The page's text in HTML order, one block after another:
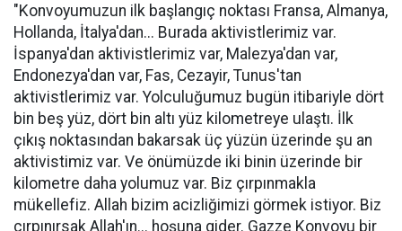
"Konvoyumuzun ilk başlangıç noktası Fransa, Almanya,
Hollanda, İtalya'dan... Burada aktivistlerimiz var.
İspanya'dan aktivistlerimiz var, Malezya'dan var,
Endonezya'dan var, Fas, Cezayir, Tunus'tan
aktivistlerimiz var. Yolculuğumuz bugün itibariyle dört
bin beş yüz, dört bin altı yüz kilometreye ulaştı. İlk
çıkış noktasından bakarsak üç yüzün üzerinde şu an
aktivistimiz var. Ve önümüzde iki binin üzerinde bir
kilometre daha yolumuz var. Biz çırpınmakla
mükellefiz. Allah bizim acizliğimizi görmek istiyor. Biz
çırpınırsak Allah'ın... hoşuna gider. Gazze Konvoyu bir